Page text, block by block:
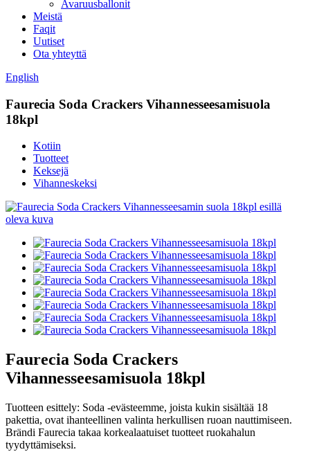
Avaruusballonit
Meistä
Faqit
Uutiset
Ota yhteyttä
English
Faurecia Soda Crackers Vihannesseesamisuola
18kpl
Kotiin
Tuotteet
Keksejä
Vihanneskeksi
Faurecia Soda Crackers
Vihannesseesamisuola 18kpl
Tuotteen esittely: Soda -evästeemme, joista kukin sisältää 18
pakettia, ovat ihanteellinen valinta herkullisen ruoan nauttimiseen.
Brändi Faurecia takaa korkealaatuiset tuotteet ruokahalun
tyydyttämiseksi.